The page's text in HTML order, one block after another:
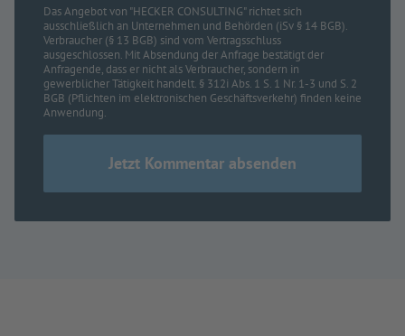
Das Angebot von "HECKER CONSULTING" richtet sich
ausschließlich an Unternehmen und Behörden (iSv § 14 BGB).
Verbraucher (§ 13 BGB) sind vom Vertragsschluss
ausgeschlossen. Mit Absendung der Anfrage bestätigt der
Anfragende, dass er nicht als Verbraucher, sondern in
gewerblicher Tätigkeit handelt. § 312i Abs. 1 S. 1 Nr. 1-3 und S. 2
BGB (Pflichten im elektronischen Geschäftsverkehr) finden keine
Anwendung.